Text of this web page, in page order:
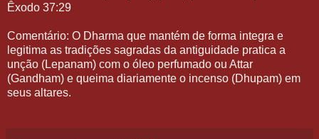
Êxodo 37:29
Comentário: O Dharma que mantém de forma integra e
legitima as tradições sagradas da antiguidade pratica a
unção (Lepanam) com o óleo perfumado ou Attar
(Gandham) e queima diariamente o incenso (Dhupam) em
seus altares.